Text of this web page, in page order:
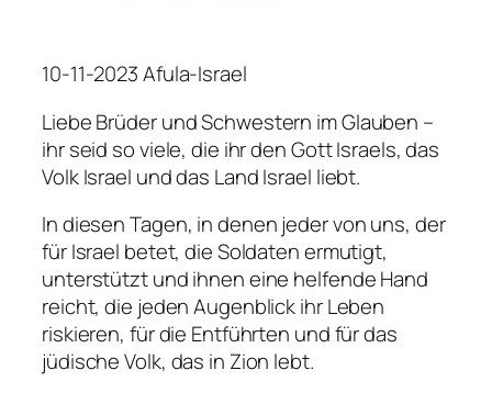
10-11-2023 Afula-Israel
Liebe Brüder und Schwestern im Glauben –
ihr seid so viele, die ihr den Gott Israels, das
Volk Israel und das Land Israel liebt.
In diesen Tagen, in denen jeder von uns, der
für Israel betet, die Soldaten ermutigt,
unterstützt und ihnen eine helfende Hand
reicht, die jeden Augenblick ihr Leben
riskieren, für die Entführten und für das
jüdische Volk, das in Zion lebt.